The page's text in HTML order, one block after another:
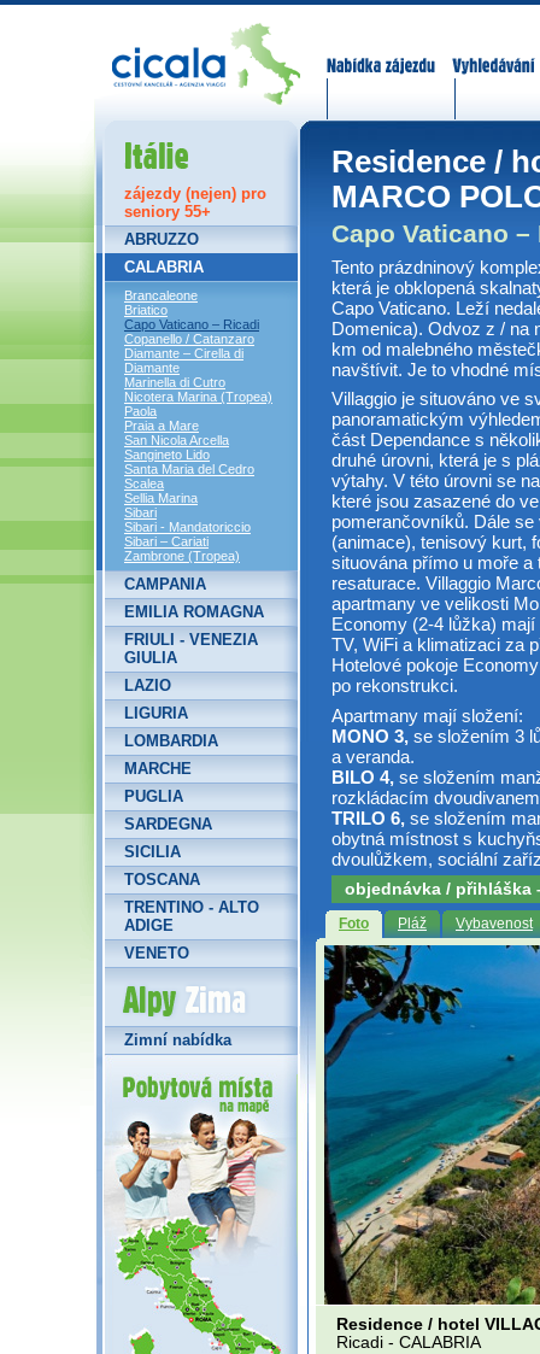
Residence /
MARCO
Capo Vaticano
Tento prázdninový
která je obklopená
Capo Vaticano. Leží
Domenica). Odvoz z / na
km od malebného
navštívit. Je to vhodné
Villaggio je situováno ve
panoramatickým
část Dependance s
druhé úrovni, která je s
výtahy. V této úrovni se
které jsou zasazené do
pomerančovníků. Dále
(animace), tenisový kurt,
situována přímo u moře
resaturace. Villaggio
apartmany ve velikosti
Economy (2-4 lůžka)
TV, WiFi a klimatizaci za
Hotelové pokoje
po rekonstrukci.
Apartmany mají složení:
MONO 3, se složením 3
a veranda.
BILO 4, se složením
rozkládacím
TRILO 6, se složením
obytná místnost s
dvoulůžkem, sociální
objednávka / přihláška
Foto Pláž Vybavenost
Residence / hotel
Ricadi - CALABRIA
Itálie
zájezdy (nejen) pro
seniory 55+
ABRUZZO
CALABRIA
Brancaleone
Briatico
Capo Vaticano – Ricadi
Copanello / Catanzaro
Diamante – Cirella di
Diamante
Marinella di Cutro
Nicotera Marina (Tropea)
Paola
Praia a Mare
San Nicola Arcella
Sangineto Lido
Santa Maria del Cedro
Scalea
Sellia Marina
Sibari
Sibari - Mandatoriccio
Sibari – Cariati
Zambrone (Tropea)
CAMPANIA
EMILIA ROMAGNA
FRIULI - VENEZIA
GIULIA
LAZIO
LIGURIA
LOMBARDIA
MARCHE
PUGLIA
SARDEGNA
SICILIA
TOSCANA
TRENTINO - ALTO
ADIGE
VENETO
Alpy Zima
Zimní nabídka